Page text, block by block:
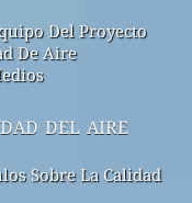
Del Proyecto
De Aire
del aire
Sobre La Calidad